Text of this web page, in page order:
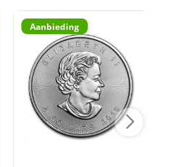
Aanbieding